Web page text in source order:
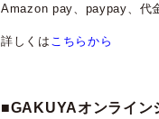
Amazon pay、paypay、代
詳しくは こちらから
■GAKUYAオンライン